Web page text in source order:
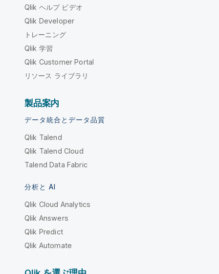
Qlik ヘルプ ビデオ
Qlik Developer
トレーニング
Qlik 学習
Qlik Customer Portal
リソース ライブラリ
製品案内
データ統合とデータ品質
Qlik Talend
Qlik Talend Cloud
Talend Data Fabric
分析と AI
Qlik Cloud Analytics
Qlik Answers
Qlik Predict
Qlik Automate